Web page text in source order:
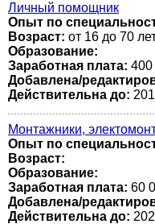
Личный помощник
Опыт по
Возраст: от 16 до 70
Образование:
Заработная плата: 400
Добавлена/
Действительна до:
Монтажники,
Опыт по
Возраст:
Образование:
Заработная плата: 60
Добавлена/
Действительна до: